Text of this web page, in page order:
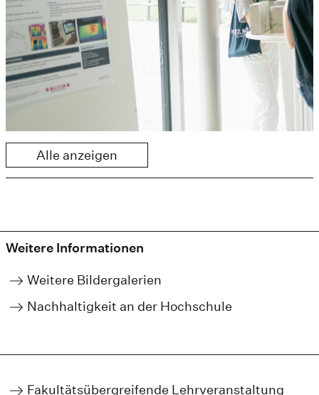
Alle anzeigen
Weitere Informationen
Weitere Bildergalerien
Nachhaltigkeit an der Hochschule
Fakultätsübergreifende Lehrveranstaltung